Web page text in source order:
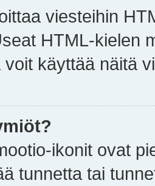
viesteihin
HTML-kielen
voit käyttää näitä
ikonit ovat
tunnetta tai